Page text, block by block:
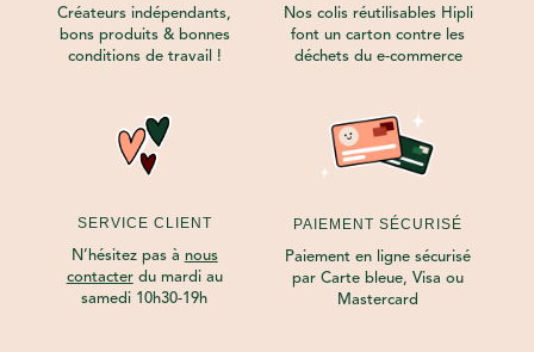
Créateurs indépendants,
bons produits & bonnes
conditions de travail !
Nos colis réutilisables Hipli
font un carton contre les
déchets du e-commerce
SERVICE CLIENT
N’hésitez pas à nous
contacterdu mardi au
samedi 10h30-19h
PAIEMENT SÉCURISÉ
Paiement en ligne sécurisé
par Carte bleue, Visa ou
Mastercard